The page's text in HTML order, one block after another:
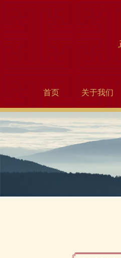
首页 关于我们